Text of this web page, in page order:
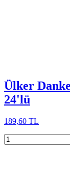
Ülker
24'lü
189,60 TL